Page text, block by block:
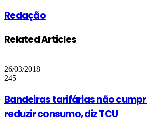
Redação
Related Articles
26/03/2018
245
Bandeiras tarifárias não
reduzir consumo, diz TCU